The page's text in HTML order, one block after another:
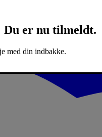
Du er nu tilmeldt.
med din indbakke.